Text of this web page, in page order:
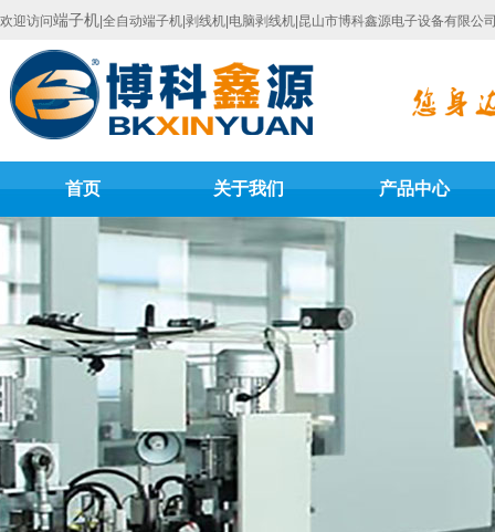
欢迎访问端子机 |全自动端子机|剥线机|电脑剥线机|昆山市博科鑫源电子设备有限公
首页 关于我们 产品中心